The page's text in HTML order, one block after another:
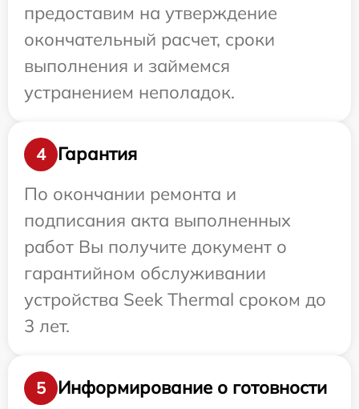
предоставим на утверждение
окончательный расчет, сроки
выполнения и займемся
устранением неполадок.
4
Гарантия
По окончании ремонта и
подписания акта выполненных
работ Вы получите документ о
гарантийном обслуживании
устройства Seek Thermal сроком до
3 лет.
5
Информирование о готовности